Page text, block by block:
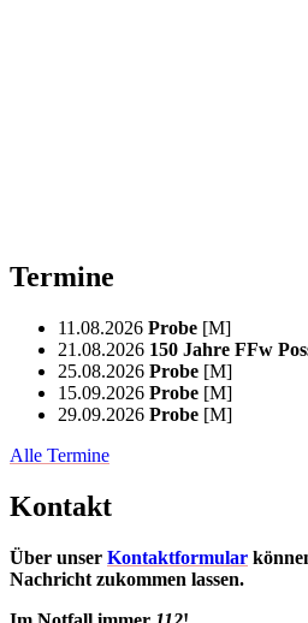
Termine
11.08.2026 Probe [M]
21.08.2026 150 Jahre FFw
25.08.2026 Probe [M]
15.09.2026 Probe [M]
29.09.2026 Probe [M]
Alle Termine
Kontakt
Über unser Kontaktformular
Nachricht zukommen lassen.